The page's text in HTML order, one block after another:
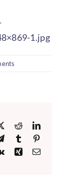
1.jpg
X Reddit
TelegramTumblr
Vk
XingEmail